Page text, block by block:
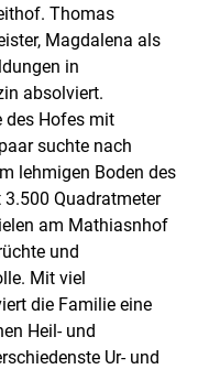
Thomas
Magdalena als
in
absolviert.
des Hofes mit
suchte nach
lehmigen Boden des
Quadratmeter
am Mathiasnhof
und
Mit viel
die Familie eine
Heil- und
Ur- und